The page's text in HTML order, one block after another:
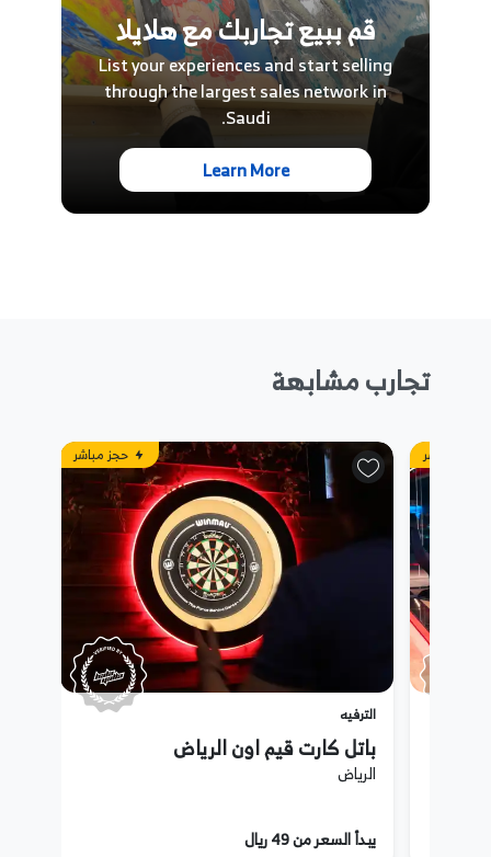
قم ببيع تجاربك مع هلايلا
List your experiences and start selling
through the largest sales network in
Saudi.
Learn More
تجارب مشابهة
حجز مباشر حجز مباشر
الترفيه
باتل كارت قيم اون الرياض
الرياض
يبدأ السعر من 49 ريال